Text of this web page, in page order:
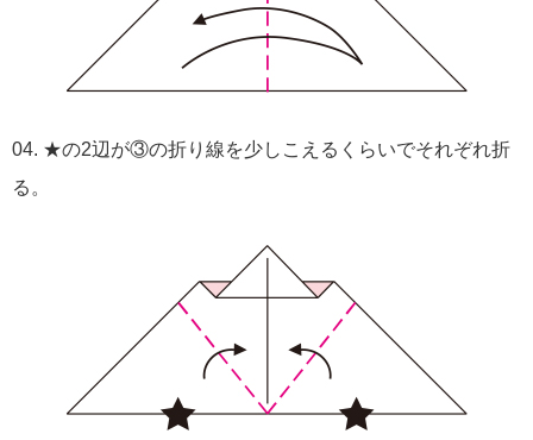
04. ★の2辺が③の折り線を少しこえるくらいでそれぞれ折
る。